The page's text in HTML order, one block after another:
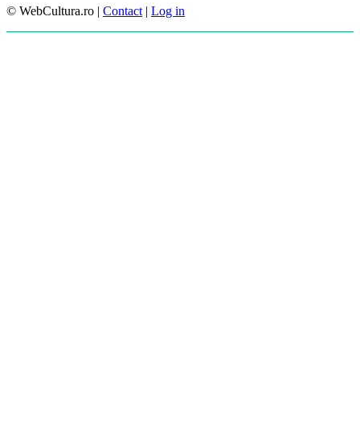
© WebCultura.ro | Contact | Log in